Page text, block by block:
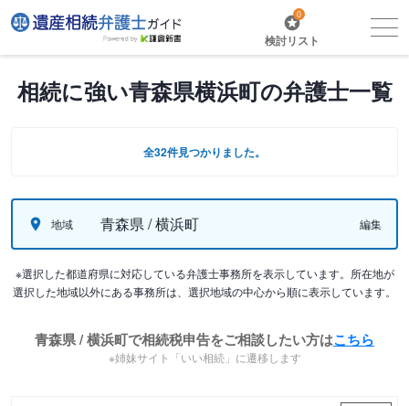
0
検討リスト
相続に強い青森県横浜町の弁護士一覧
全32件見つかりました。
地域 青森県 / 横浜町 編集
※選択した都道府県に対応している弁護士事務所を表示しています。所在地が
選択した地域以外にある事務所は、選択地域の中心から順に表示しています。
青森県 / 横浜町で相続税申告をご相談したい方はこちら
※姉妹サイト「いい相続」に遷移します